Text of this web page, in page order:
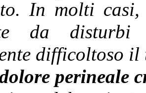
In molti
da disturbi
difficoltoso
perineale